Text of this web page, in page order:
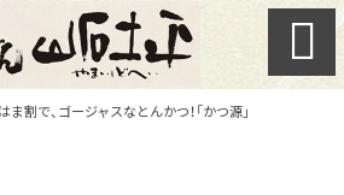

ま割で、ゴージャスなとんかつ！「かつ源」